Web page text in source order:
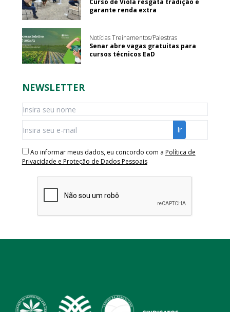
Curso de Viola resgata tradição e
garante renda extra
Notícias Treinamentos/Palestras
Senar abre vagas gratuitas para
cursos técnicos EaD
NEWSLETTER
Ao informar meus dados, eu concordo com a Política de
Privacidade e Proteção de Dados Pessoais